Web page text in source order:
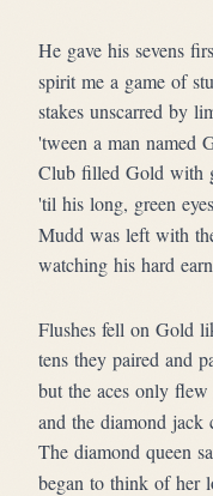
He gave his sevens
spirit me a game of
stakes unscarred by
'tween a man named
Club filled Gold with
'til his long, green
Mudd was left with
watching his hard
Flushes fell on Gold
tens they paired and
but the aces only
and the diamond jack
The diamond queen
began to think of her